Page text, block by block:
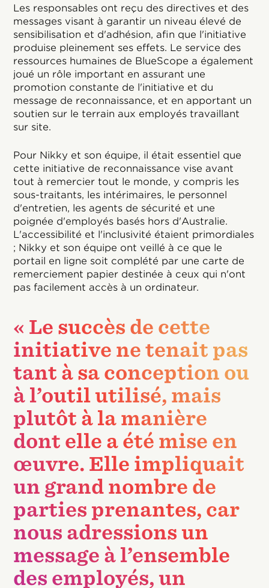
Les responsables ont reçu des directives et des
messages visant à garantir un niveau élevé de
sensibilisation et d'adhésion, afin que l'initiative
produise pleinement ses effets. Le service des
ressources humaines de BlueScope a également
joué un rôle important en assurant une
promotion constante de l'initiative et du
message de reconnaissance, et en apportant un
soutien sur le terrain aux employés travaillant
sur site.
Pour Nikky et son équipe, il était essentiel que
cette initiative de reconnaissance vise avant
tout à remercier tout le monde, y compris les
sous-traitants, les intérimaires, le personnel
d'entretien, les agents de sécurité et une
poignée d'employés basés hors d'Australie.
L'accessibilité et l'inclusivité étaient primordiales
; Nikky et son équipe ont veillé à ce que le
portail en ligne soit complété par une carte de
remerciement papier destinée à ceux qui n'ont
pas facilement accès à un ordinateur.
« Le succès de cette
initiative ne tenait pas
tant à sa conception ou
à l’outil utilisé, mais
plutôt à la manière
dont elle a été mise en
œuvre. Elle impliquait
un grand nombre de
parties prenantes, car
nous adressions un
message à l’ensemble
des employés, un